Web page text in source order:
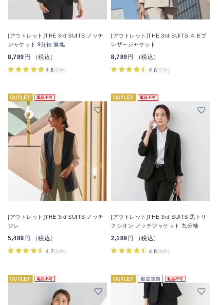
[アウトレット]THE 3rd SUITS ノッチ
ジャケット 9分袖 無地
8,789 円 （税込）
4.8(6件)
[アウトレット]THE 3rd SUITS ４Ｂブ
レザージャケット
8,789 円 （税込）
4.6(5件)
返品不可
[アウトレット]THE 3rd SUITS ノッチ
ジレ
5,489 円 （税込）
4.7(6件)
返品不可
[アウトレット]THE 3rd SUITS 黒トリ
クシオン ノッチジャケット 九分袖
2,189 円 （税込）
4.8(9件)
返品不可 返品不可